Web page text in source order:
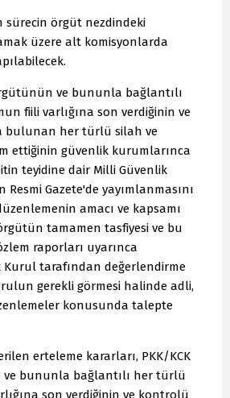
sürecin örgüt nezdindeki
üzere alt komisyonlarda
ve bununla bağlantılı
fiili varlığına son verdiğinin ve
bulunan her türlü silah ve
ettiğinin güvenlik kurumlarınca
teyidine dair Milli Güvenlik
Resmi Gazete'de yayımlanmasını
amacı ve kapsamı
tamamen tasfiyesi ve bu
raporları uyarınca
tarafından değerlendirme
gerekli görmesi halinde adli,
konusunda talepte
erteleme kararları, PKK/KCK
bununla bağlantılı her türlü
son verdiğinin ve kontrolü